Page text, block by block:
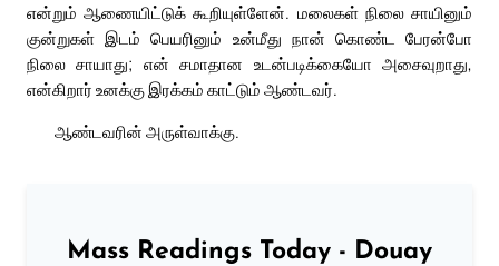
என்றும் ஆணையிட்டுக் கூறியுள்ளேன். மலைகள் நிலை சாயினும்
குன்றுகள் இடம் பெயரினும் உன்மீது நான் கொண்ட பேரன்போ
நிலை சாயாது; என் சமாதான உடன்படிக்கையோ அசைவுறாது,
என்கிறார் உனக்கு இரக்கம் காட்டும் ஆண்டவர்.
ஆண்டவரின் அருள்வாக்கு.
Mass Readings Today - Douay